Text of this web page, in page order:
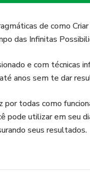
de como
das Infinitas
e com técnicas
anos sem te dar
por todas como
pode utilizar em seu
seus resultados.